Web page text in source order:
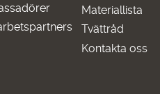
Materiallista
Tvättråd
Kontakta oss